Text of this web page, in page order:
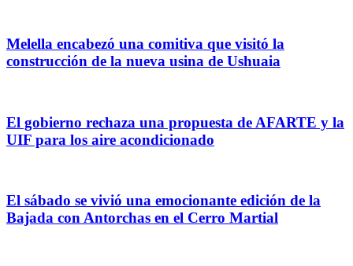
Melella encabezó una comitiva que visitó la
construcción de la nueva usina de Ushuaia
El gobierno rechaza una propuesta de AFARTE y la
UIF para los aire acondicionado
El sábado se vivió una emocionante edición de la
Bajada con Antorchas en el Cerro Martial